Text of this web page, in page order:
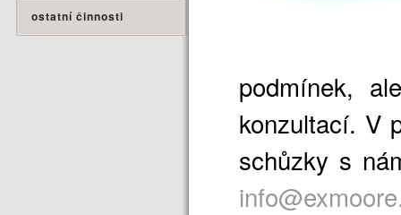
podmínek,
konzultací. V
schůzky s
ostatní činnosti